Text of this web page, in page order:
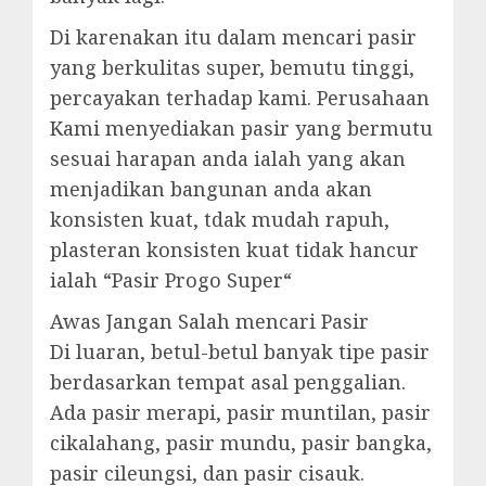
Di karenakan itu dalam mencari pasir
yang berkulitas super, bemutu tinggi,
percayakan terhadap kami. Perusahaan
Kami menyediakan pasir yang bermutu
sesuai harapan anda ialah yang akan
menjadikan bangunan anda akan
konsisten kuat, tdak mudah rapuh,
plasteran konsisten kuat tidak hancur
ialah “Pasir Progo Super“
Awas Jangan Salah mencari Pasir
Di luaran, betul-betul banyak tipe pasir
berdasarkan tempat asal penggalian.
Ada pasir merapi, pasir muntilan, pasir
cikalahang, pasir mundu, pasir bangka,
pasir cileungsi, dan pasir cisauk.